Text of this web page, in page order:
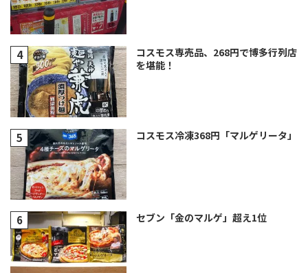
コスモス専売品、268円で博多行列店
を堪能！
コスモス冷凍368円「マルゲリータ」
セブン「金のマルゲ」超え1位